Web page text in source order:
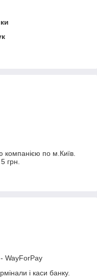
компанією по м.Київ.
грн.
WayForPay
і каси банку.